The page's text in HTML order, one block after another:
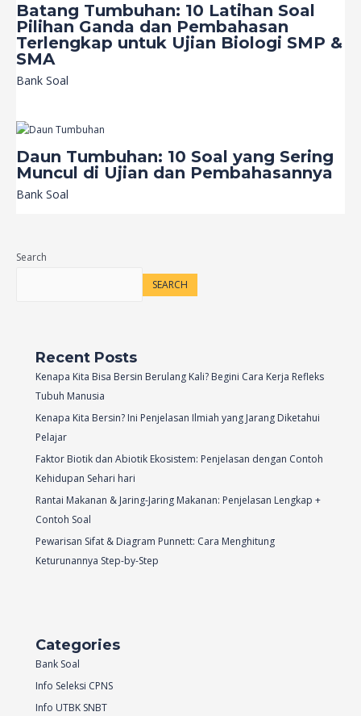
Batang Tumbuhan: 10 Latihan Soal
Pilihan Ganda dan Pembahasan
Terlengkap untuk Ujian Biologi SMP &
SMA
Bank Soal
Daun Tumbuhan: 10 Soal yang Sering
Muncul di Ujian dan Pembahasannya
Bank Soal
Search
SEARCH
Recent Posts
Kenapa Kita Bisa Bersin Berulang Kali? Begini Cara Kerja Refleks
Tubuh Manusia
Kenapa Kita Bersin? Ini Penjelasan Ilmiah yang Jarang Diketahui
Pelajar
Faktor Biotik dan Abiotik Ekosistem: Penjelasan dengan Contoh
Kehidupan Sehari hari
Rantai Makanan & Jaring-Jaring Makanan: Penjelasan Lengkap +
Contoh Soal
Pewarisan Sifat & Diagram Punnett: Cara Menghitung
Keturunannya Step-by-Step
Categories
Bank Soal
Info Seleksi CPNS
Info UTBK SNBT